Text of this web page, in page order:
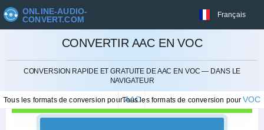
ONLINE-AUDIO-
CONVERT.COM
Français
CONVERTIR AAC EN VOC
CONVERSION RAPIDE ET GRATUITE DE AAC EN VOC — DANS LE
NAVIGATEUR
Tous les formats de conversion pourAAC
Tous les formats de conversion pourVOC